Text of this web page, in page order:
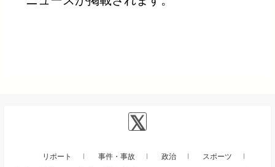
リポート 事件・事故 政治
スポーツ